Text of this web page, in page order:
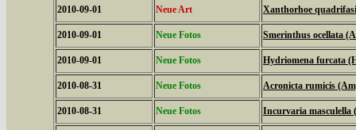
2010-09-01 Neue Art Xanthorhoe
2010-09-01 Neue Fotos Smerinthus ocellata
2010-09-01 Neue Fotos Hydriomena furcata
2010-08-31 Neue Fotos Acronicta rumicis
2010-08-31 Neue Fotos Incurvaria masculella